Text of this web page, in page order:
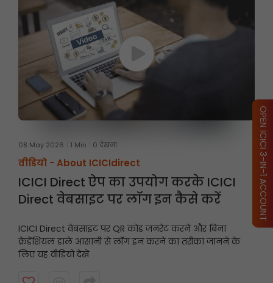
08 May 2026 1 Min 0 देखना
वीडियो - About ICICIdirect
ICICI Direct ऐप का उपयोग करके ICICI
Direct वेबसाइट पर लॉग इन कैसे करें
ICICI Direct वेबसाइट पर QR कोड जनरेट करने और बिना
क्रेडेंशियल डाले आसानी से लॉग इन करने का तरीका जानने के
लिए यह वीडियो देखें
OPEN ICICI 3-IN-1 ACCOUNT